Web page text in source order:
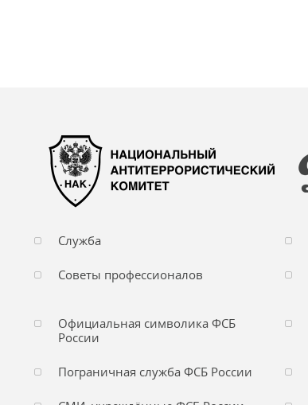
Служба
Советы профессионалов
Официальная символика ФСБ
России
Пограничная служба ФСБ России